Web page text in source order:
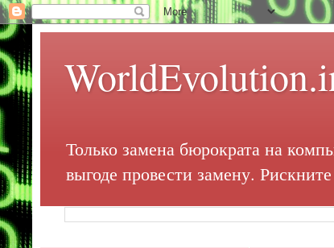
Только замена бюрократа на
выгоде провести замену.